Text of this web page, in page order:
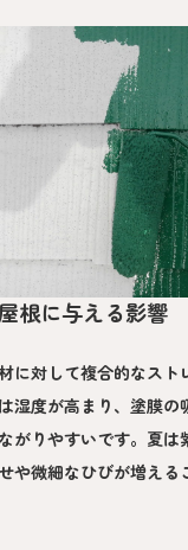
根に与える影響
に対して複合的なスト
湿度が高まり、塗膜の
がりやすいです。夏は
や微細なひびが増える